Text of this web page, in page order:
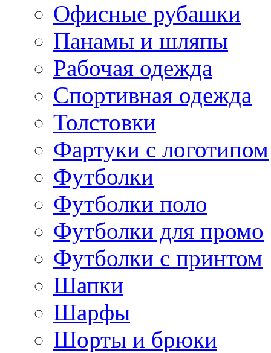
Офисные рубашки
Панамы и шляпы
Рабочая одежда
Спортивная одежда
Толстовки
Фартуки с логотипом
Футболки
Футболки поло
Футболки для промо
Футболки с принтом
Шапки
Шарфы
Шорты и брюки